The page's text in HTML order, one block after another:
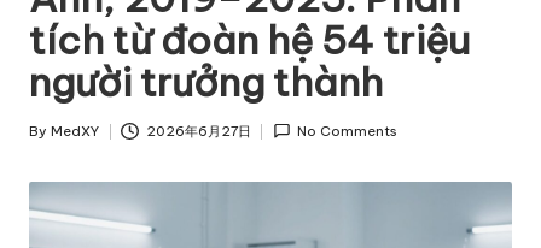
tích từ đoàn hệ 54 triệu
người trưởng thành
Posted
By MedXY 2026年6月27日 No Comments